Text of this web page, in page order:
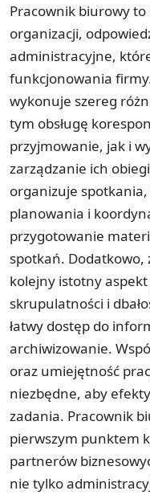
Pracownik biurowy to
organizacji,
administracyjne,
funkcjonowania
wykonuje szereg
tym obsługę
przyjmowanie, jak i
zarządzanie ich
organizuje
planowania i
przygotowanie
spotkań.
kolejny istotny
skrupulatności i
łatwy dostęp do
archiwizowanie.
oraz umiejętność
niezbędne, aby
zadania. Pracownik
pierwszym punktem
partnerów
nie tylko